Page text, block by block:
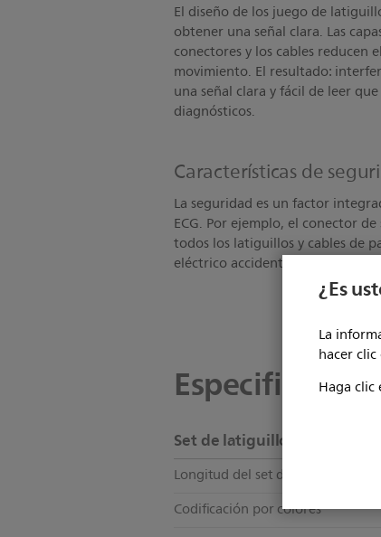
¿Es
La
hacer
Haga
El diseño de los juego de
obtener una señal clara. Las
conectores y los cables reducen
movimiento. El resultado:
una señal clara y fácil de leer
diagnósticos.
Características de
La seguridad es un factor
ECG. Por ejemplo, el conector
todos los latiguillos y cables de
eléctrico accidental.
Set de latiguillos de ECG
Longitud del set de latiguillos
Codificación por colores